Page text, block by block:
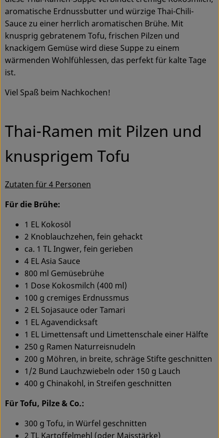
Ökokisten
Obst & Gemüse
Kühltheke
Backwaren
Haltbares
Drogerie
Service
aromatische Erdnussbutter und würzige Thai-Chili-
Sauce zu einer herrlich aromatischen Brühe. Mit
knusprig gebratenem Tofu, frischen Pilzen und
knackigem Gemüse wird diese Suppe zu einem
wärmenden Wohlfühlessen, das perfekt für kalte Tage
ist.
Viel Spaß beim Nachkochen!
Thai-Ramen mit Pilzen und
knusprigem Tofu
Zutaten für 4 Personen
Für die Brühe:
1 EL Kokosöl
2 Knoblauchzehen, fein gehackt
ca. 1 TL Ingwer, fein gerieben
4 EL Asia Sauce
800 ml Gemüsebrühe
1 Dose Kokosmilch (400 ml)
100 g cremiges Erdnussmus
2 EL Sojasauce oder Tamari
1 EL Agavendicksaft
1 EL Limettensaft und Limettenschale einer Hälfte
250 g Ramen Naturreisnudeln
200 g Möhren, in breite, schräge Stifte geschnitten
1/2 Bund Lauchzwiebeln oder 150 g Lauch
400 g Chinakohl, in Streifen geschnitten
Für Tofu, Pilze & Co.:
300 g Tofu, in Würfel geschnitten
2 TL Kartoffelmehl (oder Maisstärke)